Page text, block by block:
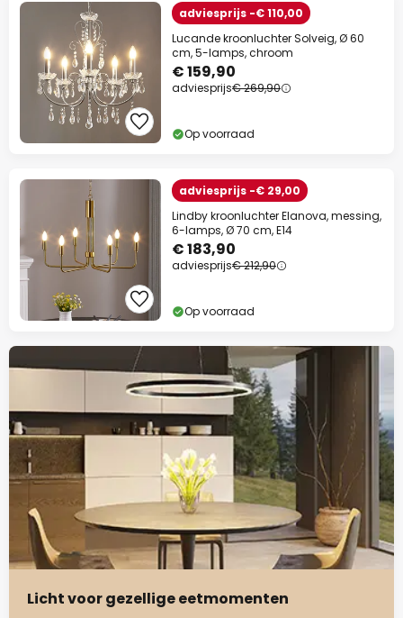
adviesprijs -€ 110,00
Lucande kroonluchter Solveig, Ø 60
cm, 5-lamps, chroom
€ 159,90
adviesprijs€ 269,90
Op voorraad
adviesprijs -€ 29,00
Lindby kroonluchter Elanova, messing,
6-lamps, Ø 70 cm, E14
€ 183,90
adviesprijs€ 212,90
Op voorraad
Licht voor gezellige eetmomenten